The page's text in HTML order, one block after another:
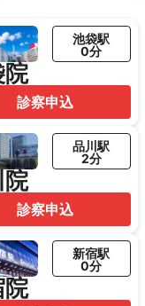
院
池袋駅
0分
診察申込
院
品川駅
2分
診察申込
院
新宿駅
0分